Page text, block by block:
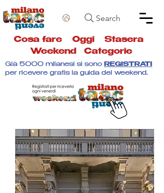
Search
Cosa fare Oggi Stasera
Weekend
Categorie
Già 5000 milanesi si sono REGISTRATI
per ricevere gratis la guida del weekend.